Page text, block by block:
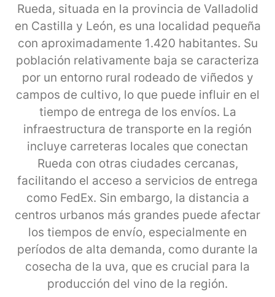
Rueda, situada en la provincia de Valladolid
en Castilla y León, es una localidad pequeña
con aproximadamente 1.420 habitantes. Su
población relativamente baja se caracteriza
por un entorno rural rodeado de viñedos y
campos de cultivo, lo que puede influir en el
tiempo de entrega de los envíos. La
infraestructura de transporte en la región
incluye carreteras locales que conectan
Rueda con otras ciudades cercanas,
facilitando el acceso a servicios de entrega
como FedEx. Sin embargo, la distancia a
centros urbanos más grandes puede afectar
los tiempos de envío, especialmente en
períodos de alta demanda, como durante la
cosecha de la uva, que es crucial para la
producción del vino de la región.